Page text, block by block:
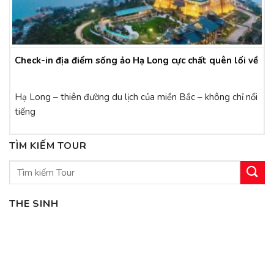
Check-in địa điểm sống ảo Hạ Long cực chất quên lối về
Hạ Long – thiên đường du lịch của miền Bắc – không chỉ nổi
tiếng
TÌM KIẾM TOUR
Tìm
kiếm:
THE SINH